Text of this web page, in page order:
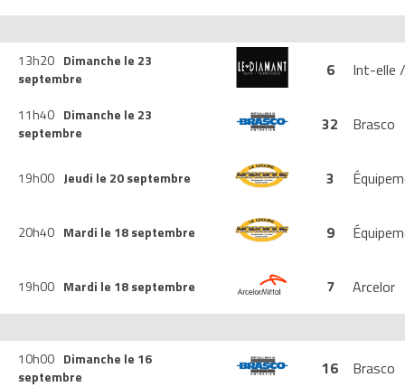
13h20 Dimanche le 23
septembre
6 Int-elle
11h40 Dimanche le 23
septembre
32 Brasco
19h00 Jeudi le 20 septembre 3
20h40 Mardi le 18 septembre 9
19h00 Mardi le 18 septembre 7 Arcelor
10h00 Dimanche le 16
septembre
16 Brasco